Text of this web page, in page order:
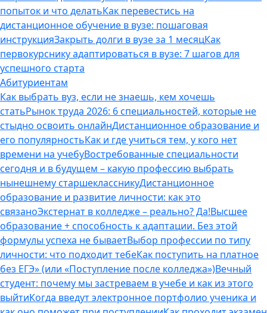
попыток и что делатьКак перевестись на
дистанционное обучение в вузе: пошаговая
инструкцияЗакрыть долги в вузе за 1 месяцКак
первокурснику адаптироваться в вузе: 7 шагов для
успешного старта
Абитуриентам
Как выбрать вуз, если не знаешь, кем хочешь
статьРынок труда 2026: 6 специальностей, которые не
стыдно освоить онлайнДистанционное образование и
его популярностьКак и где учиться тем, у кого нет
времени на учебуВостребованные специальности
сегодня и в будущем – какую профессию выбрать
нынешнему старшеклассникуДистанционное
образование и развитие личности: как это
связаноЭкстернат в колледже – реально? Да!Высшее
образование + способность к адаптации. Без этой
формулы успеха не бываетВыбор профессии по типу
личности: что подходит тебеКак поступить на платное
без ЕГЭ» (или «Поступление после колледжа»)Вечный
студент: почему мы застреваем в учебе и как из этого
выйтиКогда введут электронное портфолио ученика и